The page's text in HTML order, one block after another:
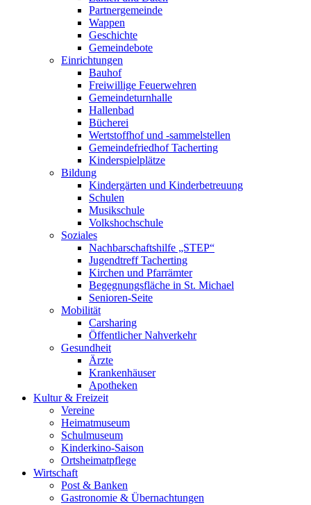
Partnergemeinde
Wappen
Geschichte
Gemeindebote
Einrichtungen
Bauhof
Freiwillige Feuerwehren
Gemeindeturnhalle
Hallenbad
Bücherei
Wertstoffhof und -sammelstellen
Gemeindefriedhof Tacherting
Kinderspielplätze
Bildung
Kindergärten und Kinderbetreuung
Schulen
Musikschule
Volkshochschule
Soziales
Nachbarschaftshilfe „STEP“
Jugendtreff Tacherting
Kirchen und Pfarrämter
Begegnungsfläche in St. Michael
Senioren-Seite
Mobilität
Carsharing
Öffentlicher Nahverkehr
Gesundheit
Ärzte
Krankenhäuser
Apotheken
Kultur & Freizeit
Vereine
Heimatmuseum
Schulmuseum
Kinderkino-Saison
Ortsheimatpflege
Wirtschaft
Post & Banken
Gastronomie & Übernachtungen